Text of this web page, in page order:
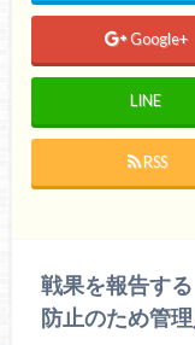
Google+
LINE
RSS
戦果を報告す
防止のため管